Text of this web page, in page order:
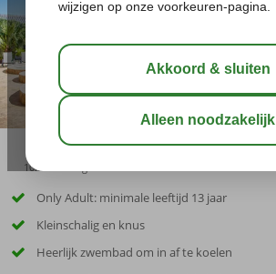
10:00
Only Adult: minimale leeftijd 13 jaar
Kleinschalig en knus
Heerlijk zwembad om in af te koelen